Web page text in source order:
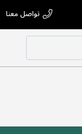
تواصل معنا